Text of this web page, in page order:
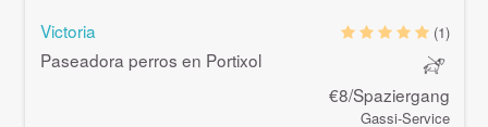
Victoria
Paseadora perros en Portixol
(1)
€8/Spaziergang
Gassi-Service